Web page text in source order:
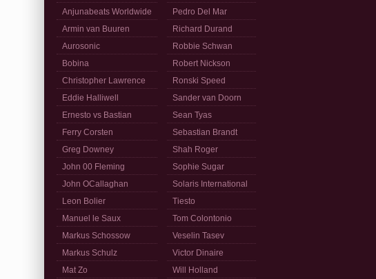
Anjunabeats Worldwide
Armin van Buuren
Aurosonic
Bobina
Christopher Lawrence
Eddie Halliwell
Ernesto vs Bastian
Ferry Corsten
Greg Downey
John 00 Fleming
John OCallaghan
Leon Bolier
Manuel le Saux
Markus Schossow
Markus Schulz
Mat Zo
Pedro Del Mar
Richard Durand
Robbie Schwan
Robert Nickson
Ronski Speed
Sander van Doorn
Sean Tyas
Sebastian Brandt
Shah Roger
Sophie Sugar
Solaris International
Tiesto
Tom Colontonio
Veselin Tasev
Victor Dinaire
Will Holland